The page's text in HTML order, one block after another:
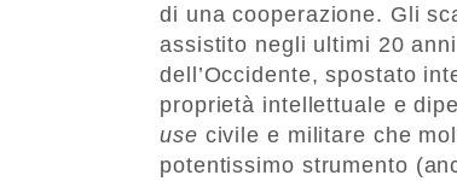
di una cooperazione. Gli
assistito negli ultimi 20
dell’Occidente, spostato
proprietà intellettuale e
use civile e militare che
potentissimo strumento